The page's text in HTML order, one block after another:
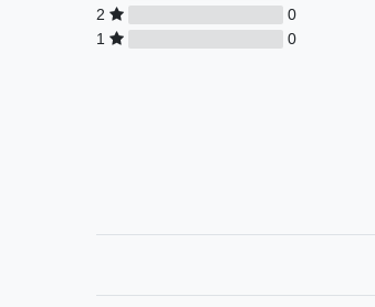
2
0
1
0